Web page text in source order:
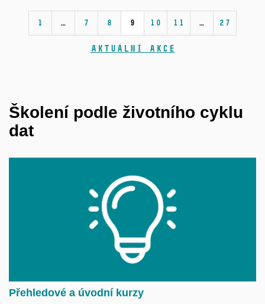
1 … 7 8 9 10 11 … 27
Aktuální akce
Školení podle životního cyklu
dat
Přehledové a úvodní kurzy